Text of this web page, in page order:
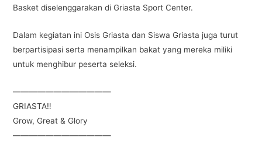
Basket diselenggarakan di Griasta Sport Center.
Dalam kegiatan ini Osis Griasta dan Siswa Griasta juga turut
berpartisipasi serta menampilkan bakat yang mereka miliki
untuk menghibur peserta seleksi.
————————————
GRIASTA‼️
Grow, Great & Glory
————————————